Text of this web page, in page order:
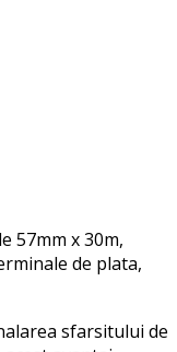
57mm x 30m,
de plata,
sfarsitului de